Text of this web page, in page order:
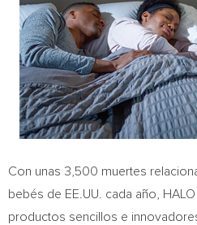
Con unas 3,500 muertes
bebés de EE.UU. cada año,
productos sencillos e